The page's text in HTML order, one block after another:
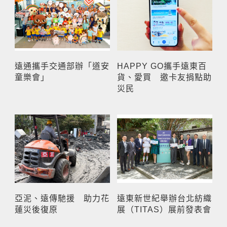
遠通攜手交通部辦「道安
童樂會」
HAPPY GO攜手遠東百
貨、愛買 邀卡友捐點助
災民
亞泥、遠傳馳援 助力花
蓮災後復原
遠東新世紀舉辦台北紡織
展（TITAS）展前發表會